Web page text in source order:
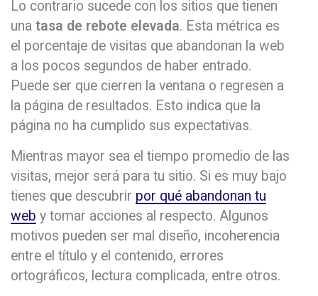
Lo contrario sucede con los sitios que tienen
una tasa de rebote elevada. Esta métrica es
el porcentaje de visitas que abandonan la web
a los pocos segundos de haber entrado.
Puede ser que cierren la ventana o regresen a
la página de resultados. Esto indica que la
página no ha cumplido sus expectativas.
Mientras mayor sea el tiempo promedio de las
visitas, mejor será para tu sitio. Si es muy bajo
tienes que descubrir por qué abandonan tu
web y tomar acciones al respecto. Algunos
motivos pueden ser mal diseño, incoherencia
entre el título y el contenido, errores
ortográficos, lectura complicada, entre otros.